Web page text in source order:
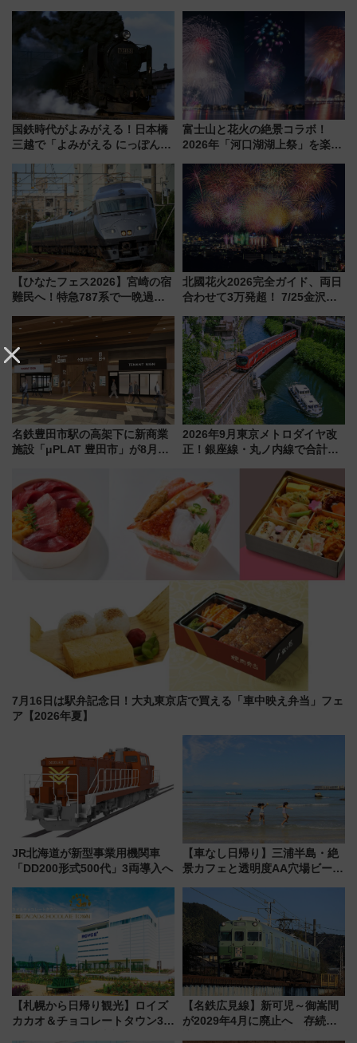
ア「LAKESIDE PARK」（埼玉
県越谷市）
ト 参加方法や体験内容を紹介
国鉄時代がよみがえる！日本橋
三越で「よみがえる にっぽんの
敬の名作写真も、駅弁フェスも
同時開催！
富士山と花火の絶景コラボ！
2026年「河口湖湖上祭」を楽し
ススメ
【ひなたフェス2026】宮崎の宿
難民へ！特急787系で一晩過ご
ローおひさま」が救世主に？
北國花火2026完全ガイド、両日
合わせて3万発超！ 7/25金沢大
会の日程・アクセス・観覧席ま
とめ（石川県）
名鉄豊田市駅の高架下に新商業
施設「μPLAT 豊田市」が8月26
たな玄関口へ
2026年9月東京メトロダイヤ改
正！銀座線・丸ノ内線で合計
待
7月16日は駅弁記念日！大丸東京店で買える「車中映え弁当」フェ
ア【2026年夏】
JR北海道が新型事業用機関車
「DD200形式500代」3両導入へ
【車なし日帰り】三浦半島・絶
景カフェと透明度AA穴場ビーチ
用してストレスフリー旅へ行こ
【札幌から日帰り観光】ロイズ
カカオ＆チョコレートタウン3周
【名鉄広見線】新可児～御嵩間
が2029年4月に廃止へ 存続協